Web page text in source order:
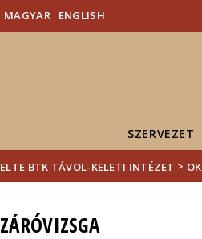
MAGYAR ENGLISH
SZERVEZET
ELTE BTK TÁVOL-KELETI INTÉZET >
ZÁRÓVIZSGA